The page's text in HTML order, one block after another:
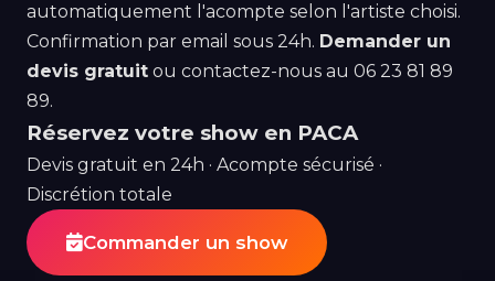
automatiquement l'acompte selon l'artiste choisi.
Confirmation par email sous 24h. Demander un
devis gratuit ou contactez-nous au 06 23 81 89
89.
Réservez votre show en PACA
Devis gratuit en 24h · Acompte sécurisé ·
Discrétion totale
Commander un show